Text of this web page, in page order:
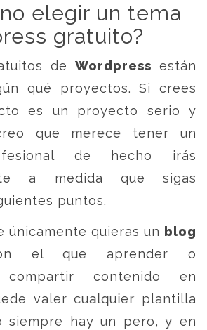
elegir un tema
gratuito?
de Wordpress están
qué proyectos. Si crees
es un proyecto serio y
que merece tener un
de hecho irás
a medida que sigas
puntos.
únicamente quieras un blog
el que aprender o
compartir contenido en
valer cualquier plantilla
siempre hay un pero, y en